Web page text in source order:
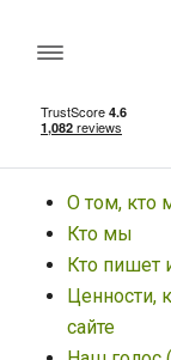
О том,
Кто мы
Кто пишет
Ценности,
сайте